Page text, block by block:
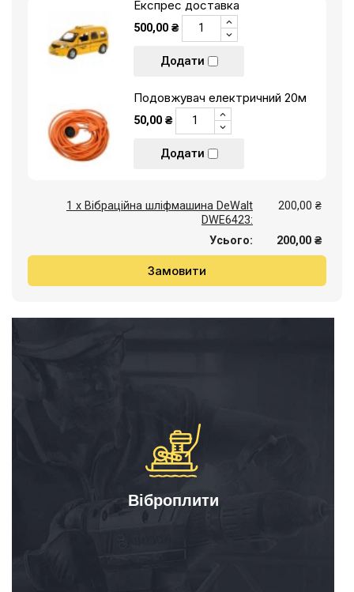
Експрес доставка
500,00 ₴
Додати
Подовжувач електричний 20м
50,00 ₴
Додати
1 x Вібраційна шліфмашина DeWalt
DWE6423:
200,00 ₴
Усього: 200,00 ₴
Замовити
Віброплити